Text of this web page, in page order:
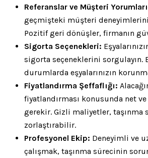
Referanslar ve Müşteri
geçmişteki müşteri
Pozitif geri dönüşler, firmanın
Sigorta Seçenekleri:
sigorta seçeneklerini sorgulayın.
durumlarda eşyalarınızın
Fiyatlandırma Şeffaflığı:
fiyatlandırması konusunda net
gerekir. Gizli maliyetler, taşınma
zorlaştırabilir.
Profesyonel Ekip: Deneyimli ve
çalışmak, taşınma sürecinin